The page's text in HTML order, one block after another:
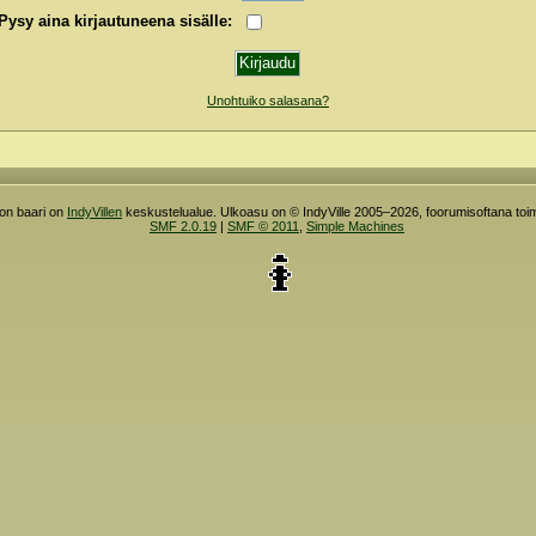
aina kirjautuneena sisälle:
Unohtuiko salasana?
baari on IndyVillenkeskustelualue. Ulkoasu on © IndyVille 2005–2026, foorumisoftana
SMF 2.0.19| SMF © 2011 Simple Machines